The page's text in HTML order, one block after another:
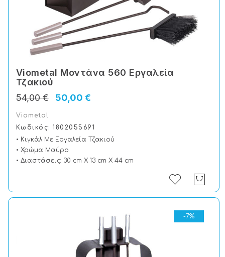
Viometal Μοντάνα 560 Εργαλεία
Τζακιού
50,00 €
54,00 €
Viometal
Κωδικός: 1802055691
• Κιγκάλ Με Εργαλεία Τζακιού
• Χρώμα Μαύρο
• Διαστάσεις: 30 cm X 13 cm X 44 cm
-7%